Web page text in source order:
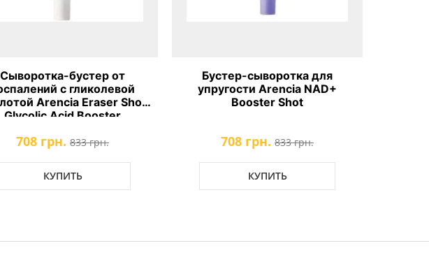
Сыворотка-бустер от
с гликолевой
Arencia Eraser Shot
Glycolic Acid Booster
708 грн. 833 грн.
КУПИТЬ
Бустер-сыворотка для
упругости Arencia NAD+
Booster Shot
708 грн. 833 грн.
КУПИТЬ